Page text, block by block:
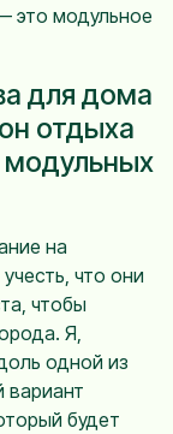
это модульное
для дома
отдыха
модульных
на
что они
чтобы
Я,
одной из
вариант
будет